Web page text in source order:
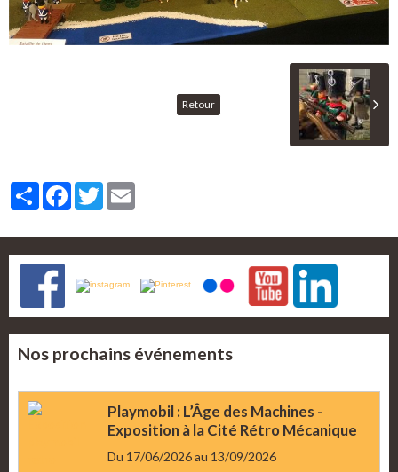
Retour
PartagerFacebook
Twitter
Nos prochains événements
Playmobil : L’Âge des Machines -
Exposition à la Cité Rétro Mécanique
Du 17/06/2026au 13/09/2026